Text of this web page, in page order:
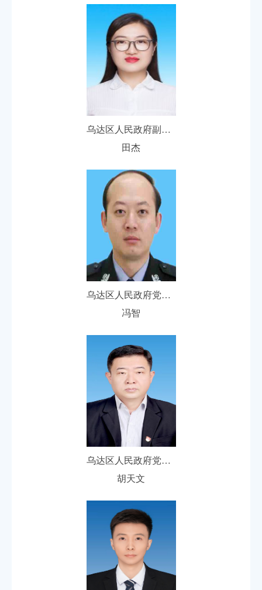
乌达区人民政府副区长
田杰
乌达区人民政府党组成员、副区长
冯智
乌达区人民政府党组成员、副区长
胡天文